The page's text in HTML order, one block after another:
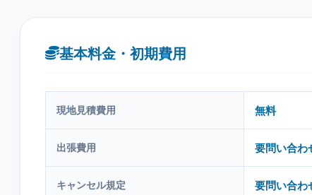
基本料金・初期費用
現地見積費用 無料
出張費用 要問い合わ
キャンセル規定 要問い合わ